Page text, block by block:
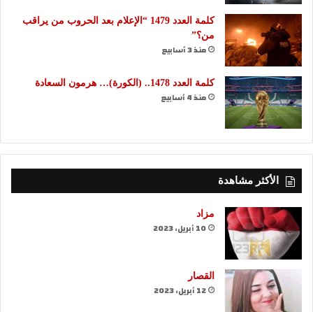
كلمة العدد 1479 “الإعلام بعد الحروب من يراقب
من؟”
منذ 3 أسابيع
كلمة العدد 1478.. (الكورة)… هرمون السعادة
منذ 4 أسابيع
الأكثر مشاهدة
مزاد
10 أبريل، 2023
القصار
12 أبريل، 2023